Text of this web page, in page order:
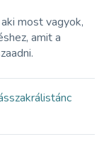
most vagyok,
amit a
szakrálistánc